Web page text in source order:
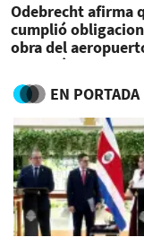
Odebrecht afirma
cumplió
obra del
Panamá
EN PORTADA